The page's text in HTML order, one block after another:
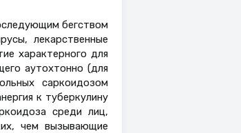
бегством
лекарственные
характерного для
аутохтонно (для
саркоидозом
к туберкулину
среди лиц,
чем вызывающие